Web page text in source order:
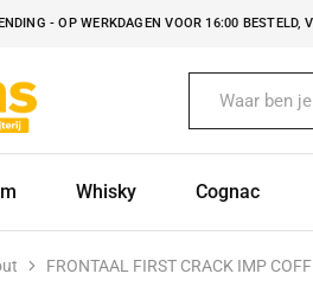
- OP WERKDAGEN VOOR 16:00 BESTELD,
Whisky Cognac
FRONTAAL FIRST CRACK IMP